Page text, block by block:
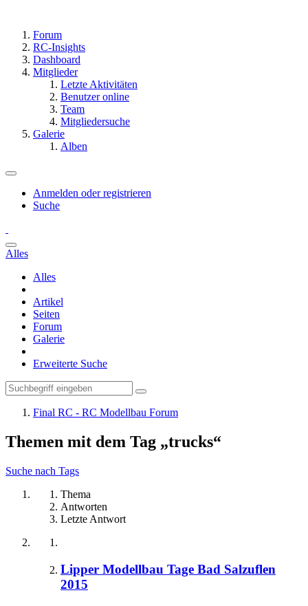
Forum
RC-Insights
Dashboard
Mitglieder
Letzte Aktivitäten
Benutzer online
Team
Mitgliedersuche
Galerie
Alben
Anmelden oder registrieren
Suche
Alles
Alles
Artikel
Seiten
Forum
Galerie
Erweiterte Suche
Final RC - RC Modellbau Forum
Themen mit dem Tag „trucks“
Suche nach Tags
Thema
Antworten
Letzte Antwort
Lipper Modellbau Tage Bad Salzuflen
2015